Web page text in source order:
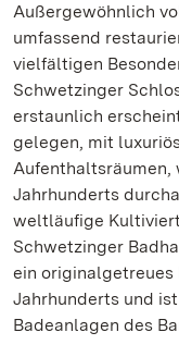
Außergewöhnlich
umfassend
vielfältigen
Schwetzinger
erstaunlich
gelegen, mit
Aufenthaltsräumen,
Jahrhunderts
weltläufige
Schwetzinger
ein originalgetreues
Jahrhunderts und
Badeanlagen des